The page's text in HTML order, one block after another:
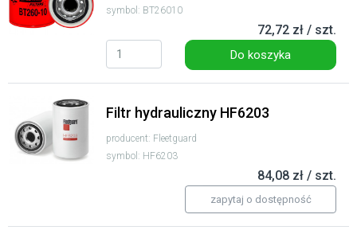
symbol: BT26010
72,72 zł / szt.
Do koszyka
Filtr hydrauliczny HF6203
producent: Fleetguard
symbol: HF6203
84,08 zł / szt.
zapytaj o dostępność